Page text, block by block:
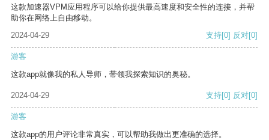
这款加速器VPM应用程序可以给你提供最高速度和安全性的连接，并帮
助你在网络上自由移动。
2024-04-29
支持[0] 反对[0]
游客
这款app就像我的私人导师，带领我探索知识的奥秘。
2024-04-29 支持[0] 反对[0]
游客
这款app的用户评论非常真实，可以帮助我做出更准确的选择。